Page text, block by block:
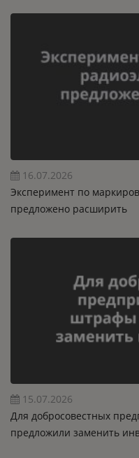
16.07.2026
Эксперимент по
предложено расширить
15.07.2026
Для добросовестных
предложили заменить